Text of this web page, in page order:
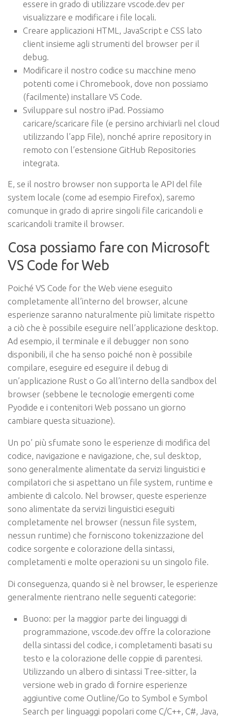
essere in grado di utilizzare vscode.dev per
visualizzare e modificare i file locali.
Creare applicazioni HTML, JavaScript e CSS lato
client insieme agli strumenti del browser per il
debug.
Modificare il nostro codice su macchine meno
potenti come i Chromebook, dove non possiamo
(facilmente) installare VS Code.
Sviluppare sul nostro iPad. Possiamo
caricare/scaricare file (e persino archiviarli nel cloud
utilizzando l’app File), nonché aprire repository in
remoto con l’estensione GitHub Repositories
integrata.
E, se il nostro browser non supporta le API del file
system locale (come ad esempio Firefox), saremo
comunque in grado di aprire singoli file caricandoli e
scaricandoli tramite il browser.
Cosa possiamo fare con Microsoft
VS Code for Web
Poiché VS Code for the Web viene eseguito
completamente all’interno del browser, alcune
esperienze saranno naturalmente più limitate rispetto
a ciò che è possibile eseguire nell’applicazione desktop.
Ad esempio, il terminale e il debugger non sono
disponibili, il che ha senso poiché non è possibile
compilare, eseguire ed eseguire il debug di
un’applicazione Rust o Go all’interno della sandbox del
browser (sebbene le tecnologie emergenti come
Pyodide e i contenitori Web possano un giorno
cambiare questa situazione).
Un po’ più sfumate sono le esperienze di modifica del
codice, navigazione e navigazione, che, sul desktop,
sono generalmente alimentate da servizi linguistici e
compilatori che si aspettano un file system, runtime e
ambiente di calcolo. Nel browser, queste esperienze
sono alimentate da servizi linguistici eseguiti
completamente nel browser (nessun file system,
nessun runtime) che forniscono tokenizzazione del
codice sorgente e colorazione della sintassi,
completamenti e molte operazioni su un singolo file.
Di conseguenza, quando si è nel browser, le esperienze
generalmente rientrano nelle seguenti categorie:
Buono: per la maggior parte dei linguaggi di
programmazione, vscode.dev offre la colorazione
della sintassi del codice, i completamenti basati su
testo e la colorazione delle coppie di parentesi.
Utilizzando un albero di sintassi Tree-sitter, la
versione web in grado di fornire esperienze
aggiuntive come Outline/Go to Symbol e Symbol
Search per linguaggi popolari come C/C++, C#, Java,